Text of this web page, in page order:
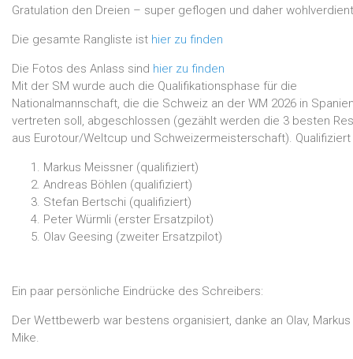
Gratulation den Dreien – super geflogen und daher
Die gesamte Rangliste ist hier zu finden
Die Fotos des Anlass sind hier zu finden
Mit der SM wurde auch die Qualifikationsphase für die
Nationalmannschaft, die die Schweiz an der WM 2026 in
vertreten soll, abgeschlossen (gezählt werden die 3 besten
aus Eurotour/Weltcup und Schweizermeisterschaft). Qualifiziert
Markus Meissner (qualifiziert)
Andreas Böhlen (qualifiziert)
Stefan Bertschi (qualifiziert)
Peter Würmli (erster Ersatzpilot)
Olav Geesing (zweiter Ersatzpilot)
Ein paar persönliche Eindrücke des Schreibers:
Der Wettbewerb war bestens organisiert, danke an Olav,
Mike.